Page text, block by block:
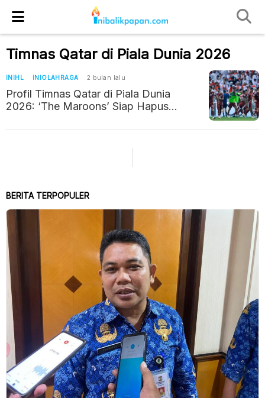
Timnas Qatar di Piala Dunia 2026
INIHL INIOLAHRAGA 2 bulan lalu
Profil Timnas Qatar di Piala Dunia
2026: ‘The Maroons’ Siap Hapus
Amerika
BERITA TERPOPULER